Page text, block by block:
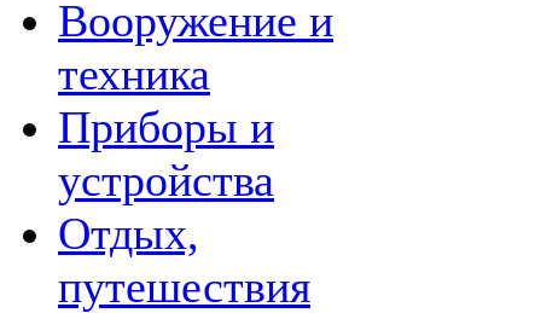
Вооружение и
техника
Приборы и
устройства
Отдых,
путешествия